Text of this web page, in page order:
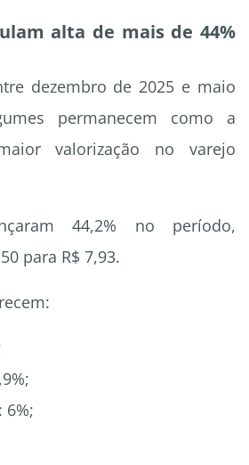
alta de mais de 44%
dezembro de 2025 e maio
permanecem como a
valorização no varejo
44,2% no período,
para R$ 7,93.
6%;